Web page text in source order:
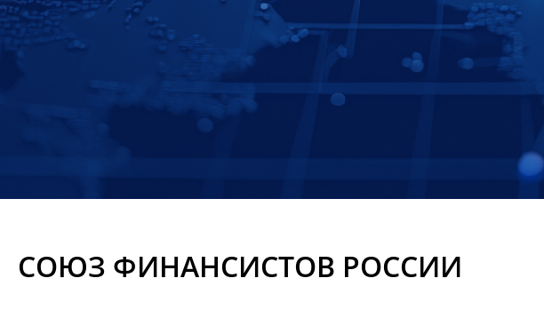
СОЮЗ ФИНАНСИСТОВ РОССИИ